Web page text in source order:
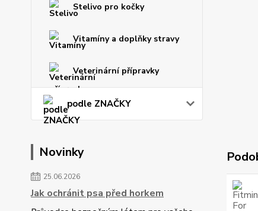
Stelivo pro kočky
Vitamíny a doplňky stravy
Veterinární přípravky
podle ZNAČKY
Novinky
25.06.2026
Jak ochránit psa před horkem